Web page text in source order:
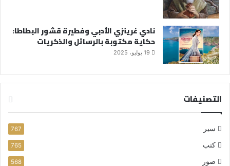
نادي غرينزي الأدبي وفطيرة قشور البطاطا:
حكاية مكتوبة بالرسائل والذكريات
19 يوليو، 2025
التصنيفات
سير 767
كتب 765
صور 568